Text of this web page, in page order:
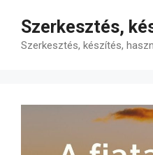
tartalomba
Szerkesztés,
Szerkesztés, készítés,